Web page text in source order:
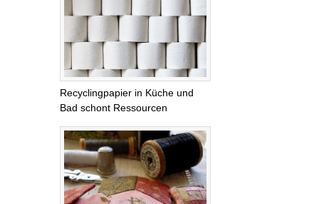
Recyclingpapier in Küche und
Bad schont Ressourcen